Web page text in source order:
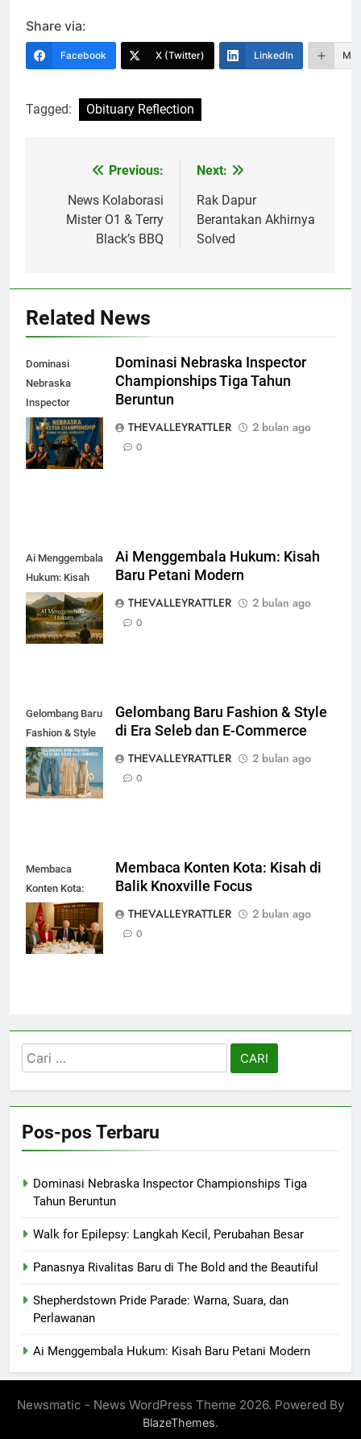
Share via:
Facebook X (Twitter) LinkedIn
Tagged: Obituary Reflection
Navigasi
pos
Previous:
News Kolaborasi
Mister O1 & Terry
Black’s BBQ
Next:
Rak Dapur
Berantakan Akhirnya
Solved
Related News
Dominasi
Nebraska
Inspector
Championships
Tiga Tahun
Beruntun
Dominasi Nebraska Inspector
Championships Tiga Tahun
Beruntun
THEVALLEYRATTLER
2 bulan ago
0
Ai Menggembala
Hukum: Kisah
Baru Petani
Modern
Ai Menggembala Hukum: Kisah
Baru Petani Modern
THEVALLEYRATTLER
2 bulan ago
0
Gelombang Baru
Fashion & Style
di Era Seleb dan
E-Commerce
Gelombang Baru Fashion & Style
di Era Seleb dan E-Commerce
THEVALLEYRATTLER
2 bulan ago
0
Membaca
Konten Kota:
Kisah di Balik
Knoxville Focus
Membaca Konten Kota: Kisah di
Balik Knoxville Focus
THEVALLEYRATTLER
2 bulan ago
0
Cari
untuk:
Pos-pos Terbaru
Dominasi Nebraska Inspector Championships Tiga
Tahun Beruntun
Walk for Epilepsy: Langkah Kecil, Perubahan Besar
Panasnya Rivalitas Baru di The Bold and the Beautiful
Shepherdstown Pride Parade: Warna, Suara, dan
Perlawanan
Ai Menggembala Hukum: Kisah Baru Petani Modern
Newsmatic - News WordPress Theme 2026. Powered By
BlazeThemes.